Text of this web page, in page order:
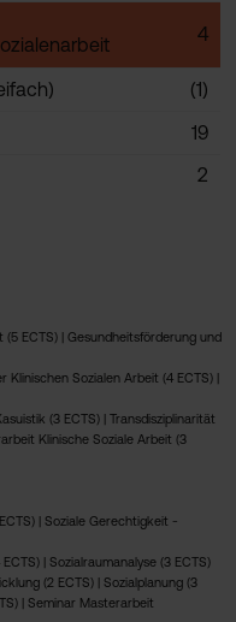
4
(1)
19
2
ECTS) | Gesundheitsförderung und
Klinischen Sozialen Arbeit (4 ECTS) |
(3 ECTS) | Transdisziplinarität
Klinische Soziale Arbeit (3
| Soziale Gerechtigkeit -
| Sozialraumanalyse (3 ECTS)
(2 ECTS) | Sozialplanung (3
| Seminar Masterarbeit